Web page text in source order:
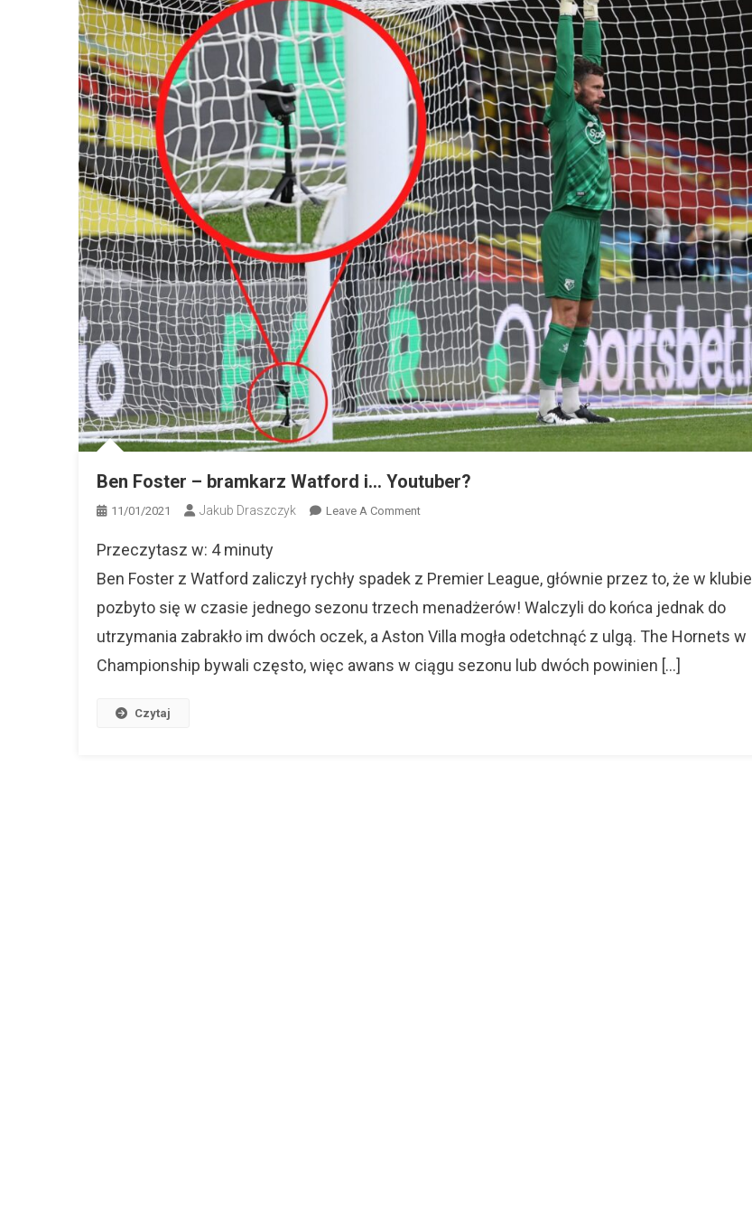
Ben Foster – bramkarz Watford i… Youtuber?
11/01/2021 Jakub Draszczyk Leave A CommentOn
–
Watford
I…
Przeczytasz w: 4 minuty
Ben Foster z Watford zaliczył rychły spadek z Premier League, głównie przez to, że w klubie
pozbyto się w czasie jednego sezonu trzech menadżerów! Walczyli do końca jednak do
utrzymania zabrakło im dwóch oczek, a Aston Villa mogła odetchnąć z ulgą. The Hornets w
Championship bywali często, więc awans w ciągu sezonu lub dwóch powinien […]
Czytaj